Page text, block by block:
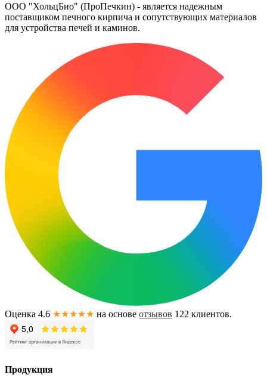
ООО "ХольцБио" (ПроПечкин) - является надежным
поставщиком печного кирпича и сопутствующих материалов
для устройства печей и каминов.
Оценка 4.6 ★★★★★ на основе отзывов 122 клиентов.
Продукция